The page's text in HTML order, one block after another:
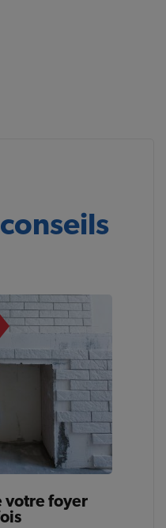
votre foyer